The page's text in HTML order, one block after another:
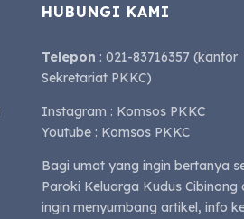
HUBUNGI KAMI
Telepon : 021-83716357 (kantor
Sekretariat PKKC)
Instagram : Komsos PKKC
Youtube : Komsos PKKC
Bagi umat yang ingin bertanya
Paroki Keluarga Kudus Cibinong
ingin menyumbang artikel, info